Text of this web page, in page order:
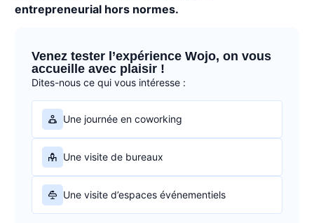
entrepreneurial hors normes.
Venez tester l’expérience Wojo, on vous
accueille avec plaisir !
Dites-nous ce qui vous intéresse :
Une journée en coworking
Une visite de bureaux
Une visite d’espaces événementiels